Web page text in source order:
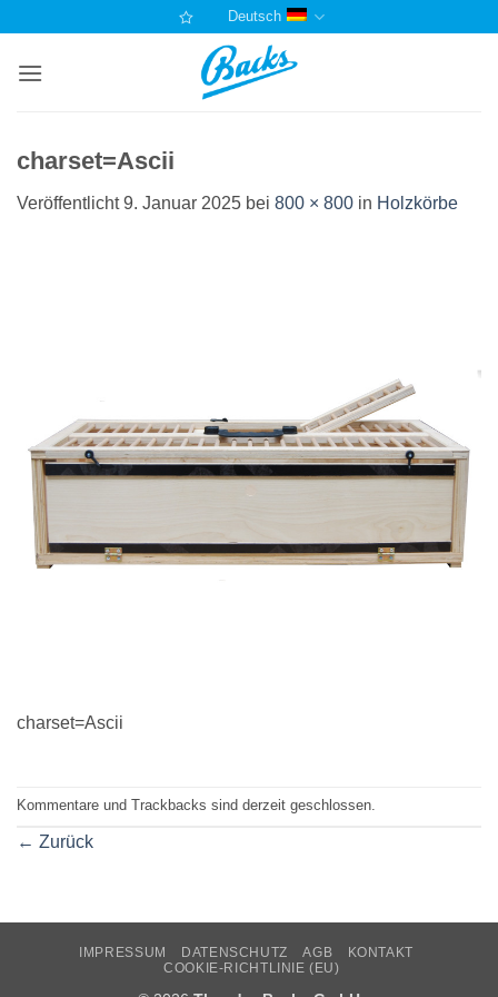
springen
Deutsch
charset=Ascii
Veröffentlicht9. Januar 2025 bei 800 × 800 in Holzkörbe
charset=Ascii
Kommentare und Trackbacks sind derzeit geschlossen.
← Zurück
IMPRESSUM DATENSCHUTZ AGB
KONTAKT
COOKIE-RICHTLINIE (EU)